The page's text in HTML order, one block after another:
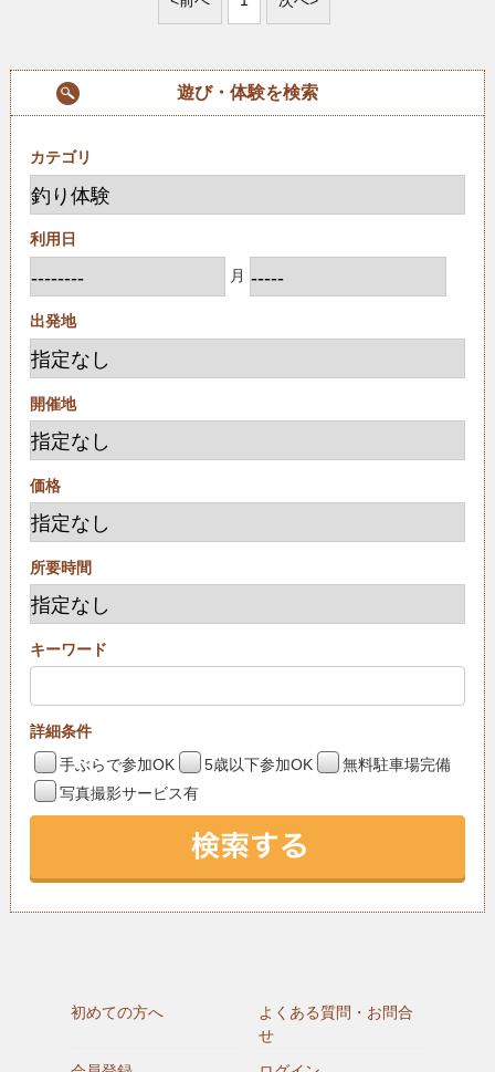
遊び・体験を検索
カテゴリ
利用日
月
出発地
開催地
価格
所要時間
キーワード
詳細条件
手ぶらで参加OK
5歳以下参加OK
無料駐車場完備
写真撮影サービス有
初めての方へ
よくある質問・お問合
せ